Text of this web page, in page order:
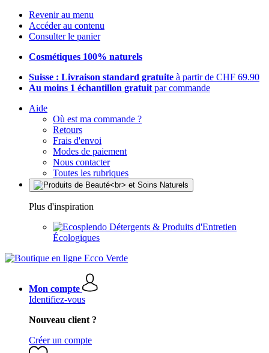
Revenir au menu
Accéder au contenu
Consulter le panier
Cosmétiques 100% naturels
Suisse : Livraison standard gratuite à partir de CHF 69.90
Au moins 1 échantillon gratuit par commande
Aide
Où est ma commande ?
Retours
Frais d'envoi
Modes de paiement
Nous contacter
Toutes les rubriques
Plus d'inspiration
Détergents & Produits d'Entretien
Écologiques
Mon compte
Identifiez-vous
Nouveau client ?
Créer un compte